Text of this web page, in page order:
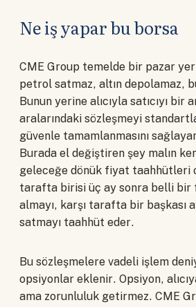
Ne iş yapar bu borsa
CME Group temelde bir pazar
petrol satmaz, altın depolamaz,
Bunun yerine alıcıyla satıcıyı bir
aralarındaki sözleşmeyi
güvenle tamamlanmasını
Burada el değiştiren şey malın
geleceğe dönük fiyat taahhütleri
tarafta birisi üç ay sonra belli
almayı, karşı tarafta bir başkası
satmayı taahhüt eder.
Bu sözleşmelere vadeli işlem
opsiyonlar eklenir. Opsiyon,
ama zorunluluk getirmez. CME